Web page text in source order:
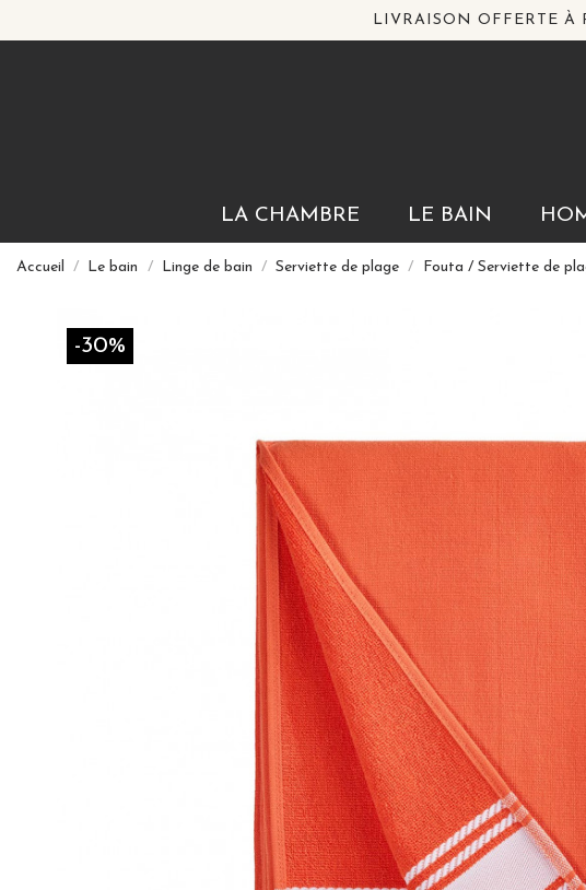
LIVRAISON OFFERTE À
LA CHAMBRE LE BAIN
Accueil Le bain Linge de bain Serviette de plage Fouta / Serviette de
-30%